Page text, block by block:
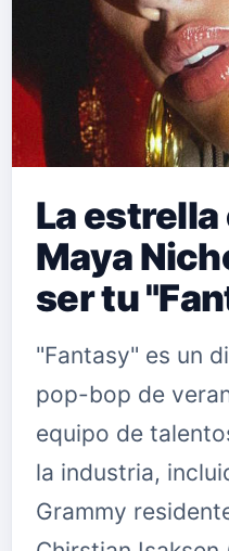
La
Maya
ser tu
"Fantasy" es un
pop-bop de
equipo de
la industria,
Grammy